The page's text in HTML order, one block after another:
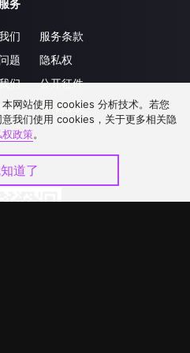
务
们
题
们
服务条款
隐私权
公开征件
合作洽談
网站使用 cookies 分析技术。若您
我们使用 cookies，关于更多相关隐
权政策。
道了